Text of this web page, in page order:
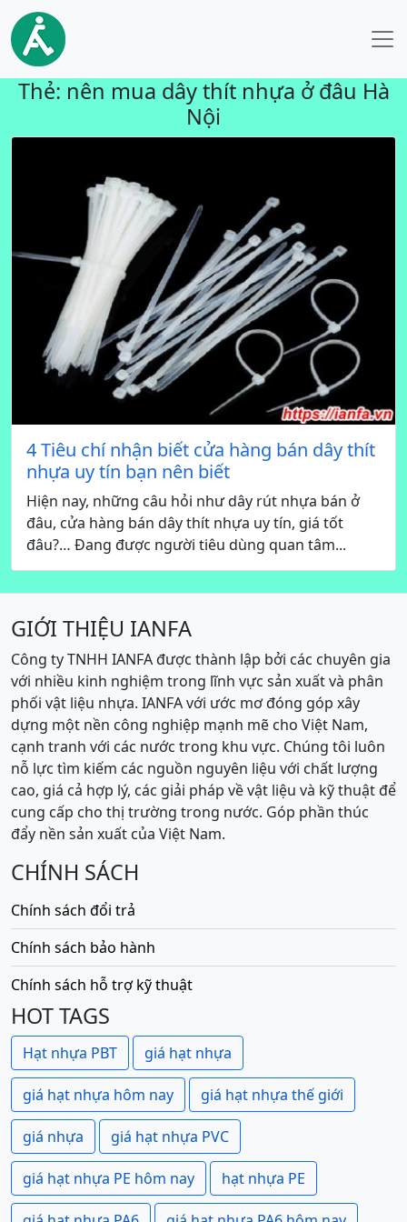
Thẻ: nên mua dây thít nhựa ở đâu Hà
Nội
4 Tiêu chí nhận biết cửa hàng bán dây thít
nhựa uy tín bạn nên biết
Hiện nay, những câu hỏi như dây rút nhựa bán ở
đâu, cửa hàng bán dây thít nhựa uy tín, giá tốt
đâu?… Đang được người tiêu dùng quan tâm...
GIỚI THIỆU IANFA
Công ty TNHH IANFA được thành lập bởi các chuyên gia
với nhiều kinh nghiệm trong lĩnh vực sản xuất và phân
phối vật liệu nhựa. IANFA với ước mơ đóng góp xây
dựng một nền công nghiệp mạnh mẽ cho Việt Nam,
cạnh tranh với các nước trong khu vực. Chúng tôi luôn
nỗ lực tìm kiếm các nguồn nguyên liệu với chất lượng
cao, giá cả hợp lý, các giải pháp về vật liệu và kỹ thuật để
cung cấp cho thị trường trong nước. Góp phần thúc
đẩy nền sản xuất của Việt Nam.
CHÍNH SÁCH
Chính sách đổi trả
Chính sách bảo hành
Chính sách hỗ trợ kỹ thuật
HOT TAGS
Hạt nhựa PBT giá hạt nhựa
giá hạt nhựa hôm nay giá hạt nhựa thế giới
giá nhựa giá hạt nhựa PVC
giá hạt nhựa PE hôm nay hạt nhựa PE